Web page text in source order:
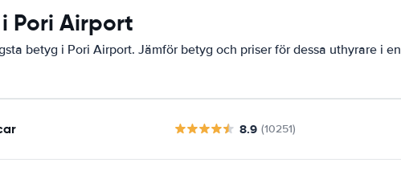
Pori Airport
betyg i Pori Airport. Jämför betyg och priser för dessa uthyrare i en
8.9 (10251)